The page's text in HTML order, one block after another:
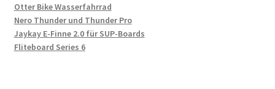
Otter Bike Wasserfahrrad
Nero Thunder und Thunder Pro
Jaykay E-Finne 2.0 für SUP-Boards
Fliteboard Series 6